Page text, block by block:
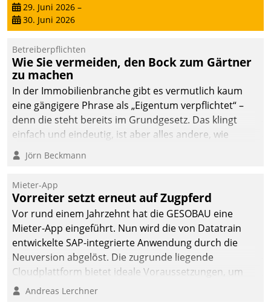
29. Juni 2026 –
30. Juni 2026
Betreiberpflichten
Wie Sie vermeiden, den Bock zum Gärtner
zu machen
In der Immobilienbranche gibt es vermutlich kaum
eine gängigere Phrase als „Eigentum verpflichtet“ –
denn die steht bereits im Grundgesetz. Das klingt
einfach und eindeutig, ist aber alles andere, wie
Branchenbeschäftigte wissen. Denn mit der
Verantwortung folgen Verpflichtungen.
Jörn Beckmann
Mieter-App
Vorreiter setzt erneut auf Zugpferd
Vor rund einem Jahrzehnt hat die GESOBAU eine
Mieter-App eingeführt. Nun wird die von Datatrain
entwickelte SAP-integrierte Anwendung durch die
Neuversion abgelöst. Die zugrunde liegende
Cloudplattform bietet ideale Voraussetzungen, um
die Funktionalität der App zu erweitern und weitere
Andreas Lerchner